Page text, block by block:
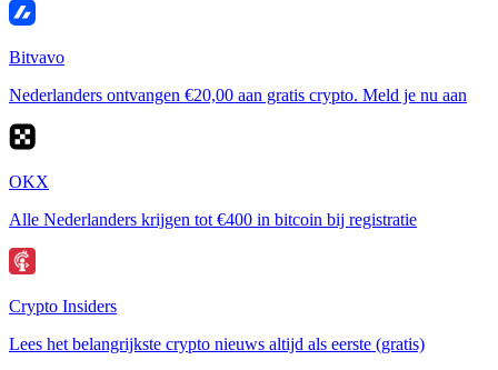
Bitvavo
Nederlanders ontvangen €20,00 aan gratis crypto. Meld je nu aan
OKX
Alle Nederlanders krijgen tot €400 in bitcoin bij registratie
Crypto Insiders
Lees het belangrijkste crypto nieuws altijd als eerste (gratis)